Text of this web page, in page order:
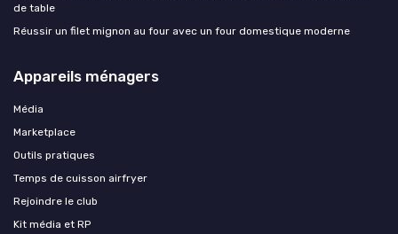
de table
Réussir un filet mignon au four avec un four domestique moderne
Appareils ménagers
Média
Marketplace
Outils pratiques
Temps de cuisson airfryer
Rejoindre le club
Kit média et RP